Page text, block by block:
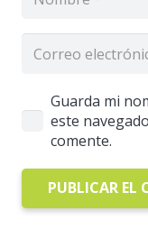
Guarda mi
este
comente.
PUBLICAR EL